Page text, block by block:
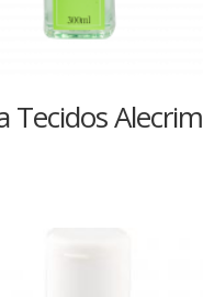
Tecidos Alecrim